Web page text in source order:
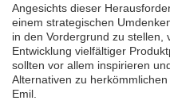
Angesichts dieser
einem strategischen
in den Vordergrund zu
Entwicklung vielfältiger
sollten vor allem inspirieren
Alternativen zu
Emil.